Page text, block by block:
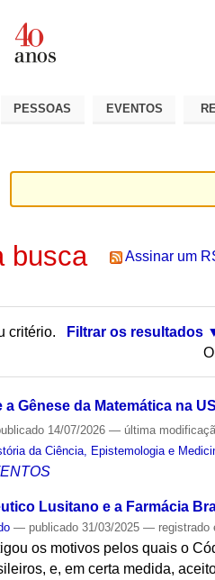
PESSOAS EVENTOS
busca Assinar um
critério.
Filtrar os resultados
Gênese da Matemática na
14/07/2026— última
da Ciência, Epistemologia e
Lusitano e a Farmácia
— publicado 31/03/2025— registrado
os motivos pelos quais o
e, em certa medida,